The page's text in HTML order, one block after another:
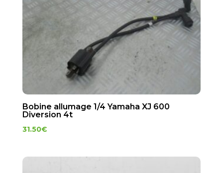
Bobine allumage 1/4 Yamaha XJ 600
Diversion 4t
31.50€